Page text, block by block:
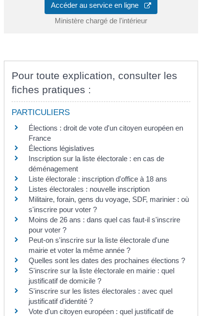
Accéder au service en ligne
Ministère chargé de l'intérieur
Pour toute explication, consulter les
fiches pratiques :
PARTICULIERS
Élections : droit de vote d'un citoyen européen en
France
Élections législatives
Inscription sur la liste électorale : en cas de
déménagement
Liste électorale : inscription d'office à 18 ans
Listes électorales : nouvelle inscription
Militaire, forain, gens du voyage, SDF, marinier : où
s'inscrire pour voter ?
Moins de 26 ans : dans quel cas faut-il s'inscrire
pour voter ?
Peut-on s'inscrire sur la liste électorale d'une
mairie et voter la même année ?
Quelles sont les dates des prochaines élections ?
S'inscrire sur la liste électorale en mairie : quel
justificatif de domicile ?
S'inscrire sur les listes électorales : avec quel
justificatif d'identité ?
Vote d'un citoyen européen : quel justificatif de